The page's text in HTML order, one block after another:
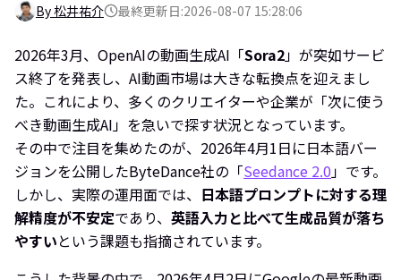
By 松井祐介 最終更新日:2026-08-07 15:28:06
2026年3月、OpenAIの動画生成AI「Sora2」が突如サービ
ス終了を発表し、AI動画市場は大きな転換点を迎えまし
た。これにより、多くのクリエイターや企業が「次に使う
べき動画生成AI」を急いで探す状況となっています。
その中で注目を集めたのが、2026年4月1日に日本語バー
ジョンを公開したByteDance社の「Seedance 2.0 」です。
しかし、実際の運用面では、 日本語プロンプトに対する理
解精度が不安定であり、 英語入力と比べて生成品質が落ち
やすいという課題も指摘されています。